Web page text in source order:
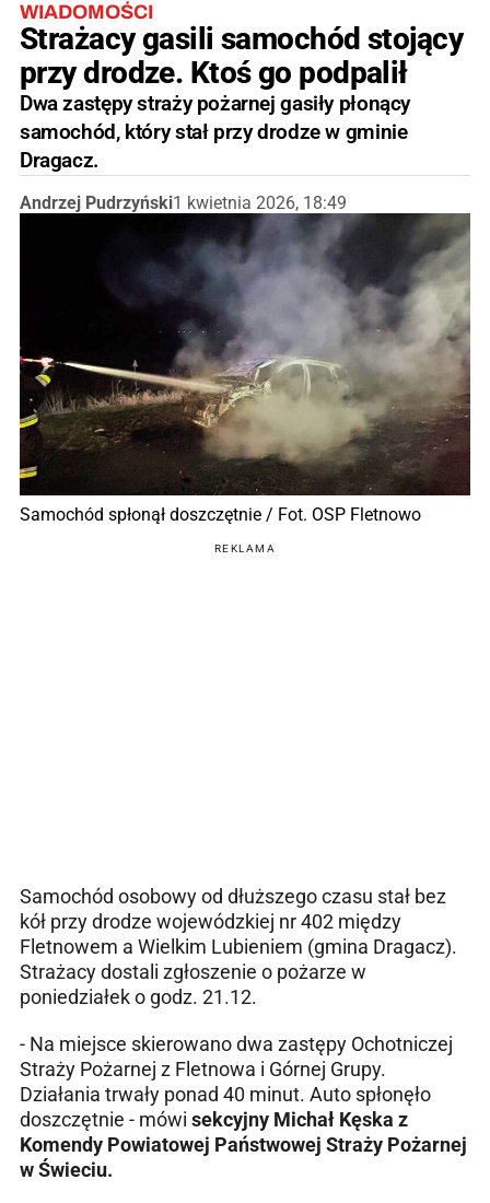
WIADOMOŚCI
Strażacy gasili samochód stojący
przy drodze. Ktoś go podpalił
Dwa zastępy straży pożarnej gasiły płonący
samochód, który stał przy drodze w gminie
Dragacz.
Andrzej Pudrzyński1 kwietnia 2026, 18:49
Samochód spłonął doszczętnie / Fot. OSP Fletnowo
REKLAMA
Samochód osobowy od dłuższego czasu stał bez
kół przy drodze wojewódzkiej nr 402 między
Fletnowem a Wielkim Lubieniem (gmina Dragacz).
Strażacy dostali zgłoszenie o pożarze w
poniedziałek o godz. 21.12.
- Na miejsce skierowano dwa zastępy Ochotniczej
Straży Pożarnej z Fletnowa i Górnej Grupy.
Działania trwały ponad 40 minut. Auto spłonęło
doszczętnie - mówi sekcyjny Michał Kęska z
Komendy Powiatowej Państwowej Straży Pożarnej
w Świeciu.